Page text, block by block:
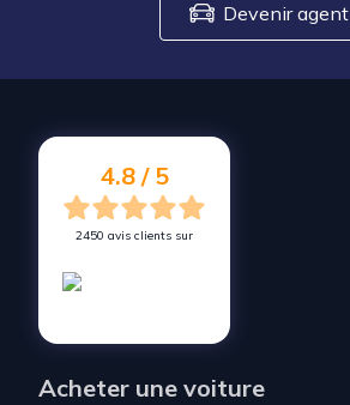
Devenir agent
4.8 / 5
2450 avis clients sur
Acheter une voiture